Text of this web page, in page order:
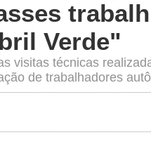
Verde"
visitas técnicas
de trabalhadores